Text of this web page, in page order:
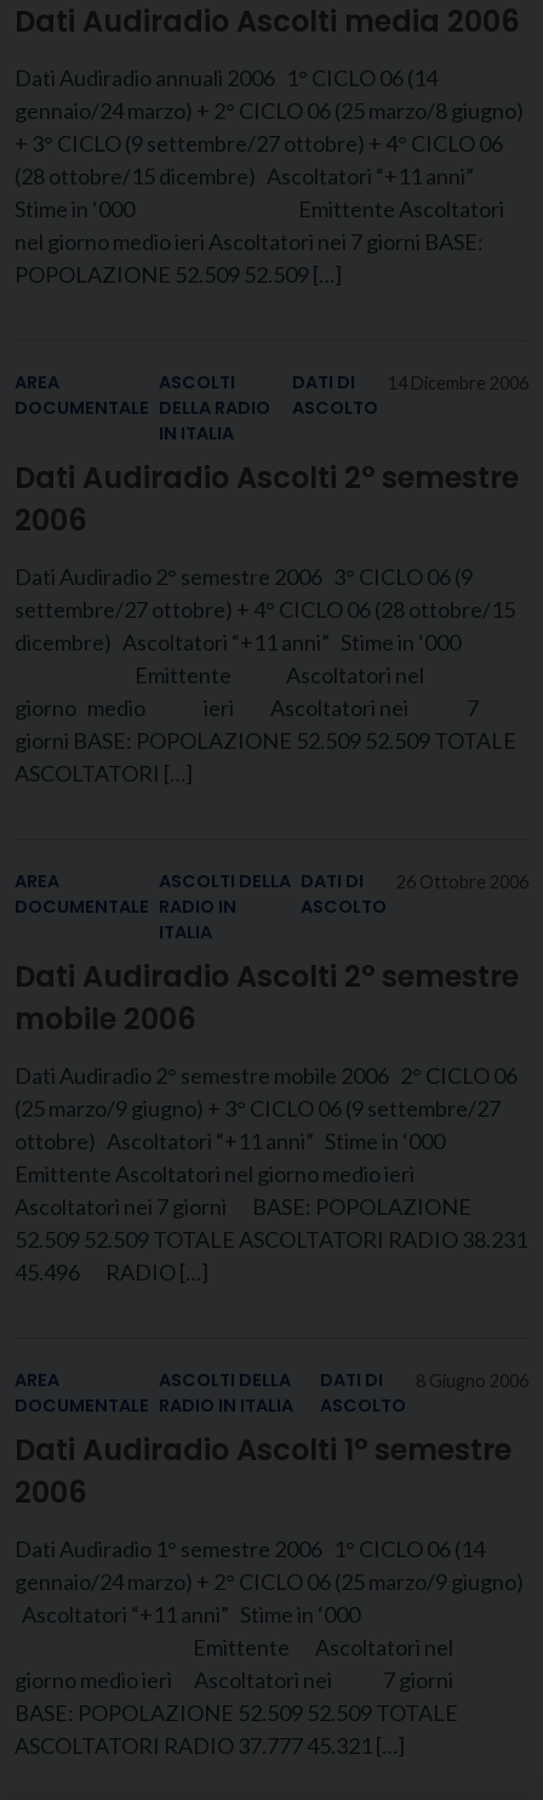
Dati Audiradio Ascolti media 2006
Dati Audiradio annuali 2006 1° CICLO 06 (14
gennaio/24 marzo) + 2° CICLO 06 (25 marzo/8 giugno)
+ 3° CICLO (9 settembre/27 ottobre) + 4° CICLO 06
(28 ottobre/15 dicembre) Ascoltatori “+11 anni”
Stime in ‘000 Emittente Ascoltatori
nel giorno medio ieri Ascoltatori nei 7 giorni BASE:
POPOLAZIONE 52.509 52.509 […]
14 Dicembre 2006
AREA
DOCUMENTALE
ASCOLTI
DELLA RADIO
IN ITALIA
DATI DI
ASCOLTO
Dati Audiradio Ascolti 2° semestre
2006
Dati Audiradio 2° semestre 2006 3° CICLO 06 (9
settembre/27 ottobre) + 4° CICLO 06 (28 ottobre/15
dicembre) Ascoltatori “+11 anni” Stime in ‘000
Emittente Ascoltatori nel
giorno medio ieri Ascoltatori nei 7
giorni BASE: POPOLAZIONE 52.509 52.509 TOTALE
ASCOLTATORI […]
26 Ottobre 2006
AREA
DOCUMENTALE
ASCOLTI DELLA
RADIO IN
ITALIA
DATI DI
ASCOLTO
Dati Audiradio Ascolti 2° semestre
mobile 2006
Dati Audiradio 2° semestre mobile 2006 2° CICLO 06
(25 marzo/9 giugno) + 3° CICLO 06 (9 settembre/27
ottobre) Ascoltatori “+11 anni” Stime in ‘000
Emittente Ascoltatori nel giorno medio ieri
Ascoltatori nei 7 giorni BASE: POPOLAZIONE
52.509 52.509 TOTALE ASCOLTATORI RADIO 38.231
45.496 RADIO […]
8 Giugno 2006
AREA
DOCUMENTALE
ASCOLTI DELLA
RADIO IN ITALIA
DATI DI
ASCOLTO
Dati Audiradio Ascolti 1° semestre
2006
Dati Audiradio 1° semestre 2006 1° CICLO 06 (14
gennaio/24 marzo) + 2° CICLO 06 (25 marzo/9 giugno)
Ascoltatori “+11 anni” Stime in ‘000
Emittente Ascoltatori nel
giorno medio ieri Ascoltatori nei 7 giorni
BASE: POPOLAZIONE 52.509 52.509 TOTALE
ASCOLTATORI RADIO 37.777 45.321 […]